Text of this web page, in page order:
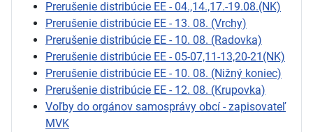
Prerušenie distribúcie EE - 04.,14.,17.-19.08.(NK)
Prerušenie distribúcie EE - 13. 08. (Vrchy)
Prerušenie distribúcie EE - 10. 08. (Radovka)
Prerušenie distribúcie EE - 05-07,11-13,20-21(NK)
Prerušenie distribúcie EE - 10. 08. (Nižný koniec)
Prerušenie distribúcie EE - 12. 08. (Krupovka)
Voľby do orgánov samosprávy obcí - zapisovateľ
MVK